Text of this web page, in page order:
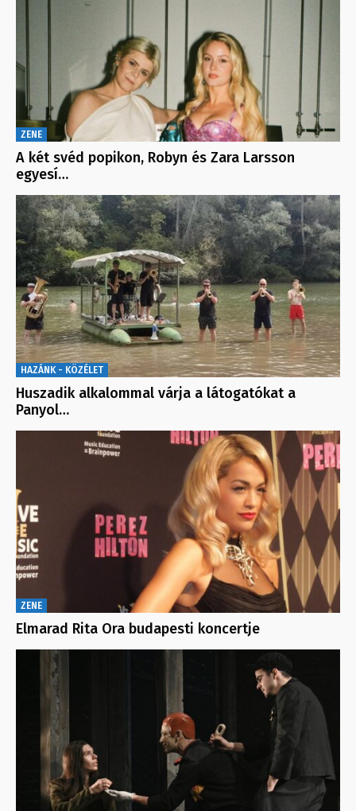
ZENE
A két svéd popikon, Robyn és Zara Larsson
egyesí…
HAZÁNK - KÖZÉLET
Huszadik alkalommal várja a látogatókat a
Panyol…
ZENE
Elmarad Rita Ora budapesti koncertje